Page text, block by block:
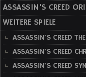
ASSASSIN'S CREED
WEITERE SPIELE
ASSASSIN'S CREED
ASSASSIN'S CREED
ASSASSIN'S CREED